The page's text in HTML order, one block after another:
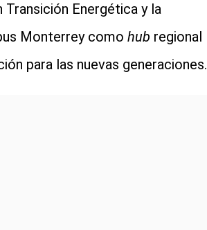
Transición Energética y la
Monterrey como hub regional
para las nuevas generaciones.